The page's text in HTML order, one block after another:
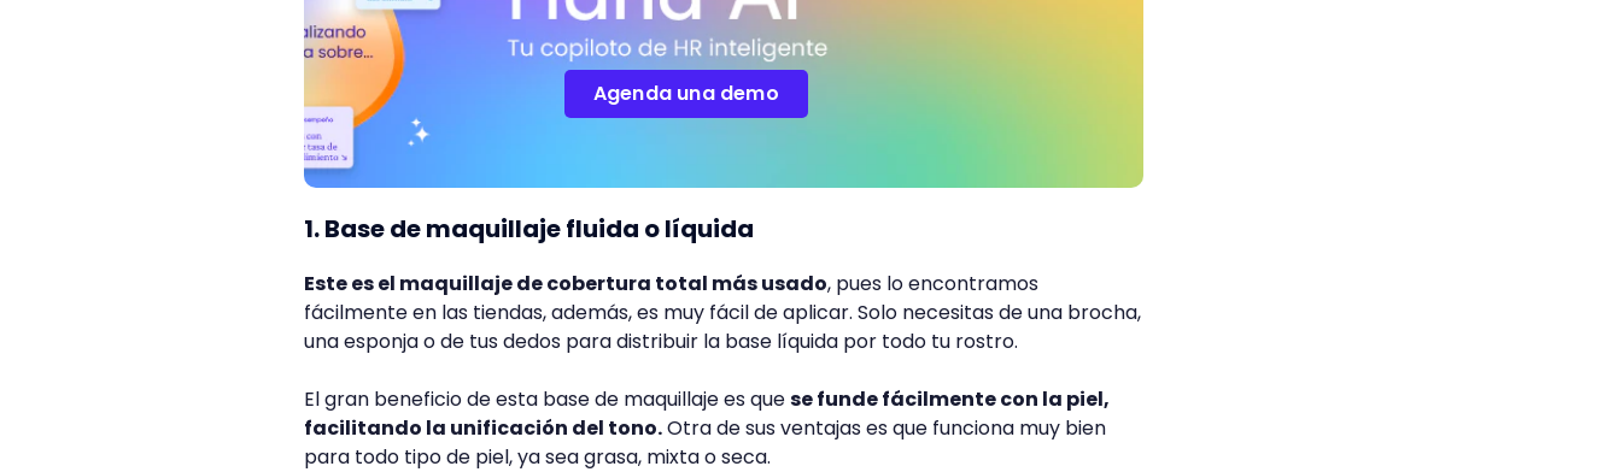
Agenda una demo
1. Base de maquillaje fluida o líquida
Este es el maquillaje de cobertura total más usado, pues lo encontramos
fácilmente en las tiendas, además, es muy fácil de aplicar. Solo necesitas de una brocha,
una esponja o de tus dedos para distribuir la base líquida por todo tu rostro.
El gran beneficio de esta base de maquillaje es quese funde fácilmente con la piel,
facilitando la unificación del tono.Otra de sus ventajas es que funciona muy bien
para todo tipo de piel, ya sea grasa, mixta o seca.